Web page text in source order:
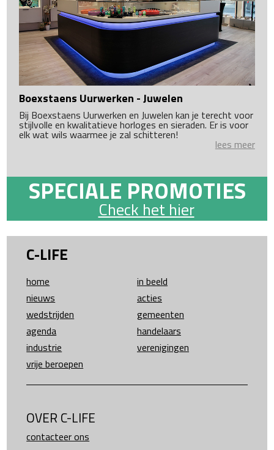
Boexstaens Uurwerken - Juwelen
Bij Boexstaens Uurwerken en Juwelen kan je terecht voor
stijlvolle en kwalitatieve horloges en sieraden. Er is voor
elk wat wils waarmee je zal schitteren!
lees meer
SPECIALE PROMOTIES
Check het hier
C-LIFE
home
in beeld
nieuws
acties
wedstrijden
gemeenten
agenda
handelaars
industrie
verenigingen
vrije beroepen
OVER C-LIFE
contacteer ons